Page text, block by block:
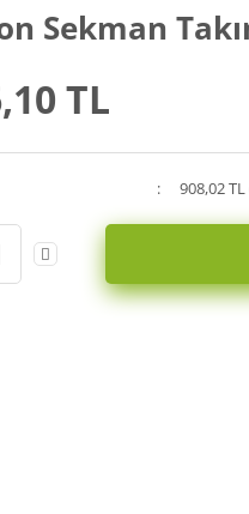
Sekman
TL
908,02